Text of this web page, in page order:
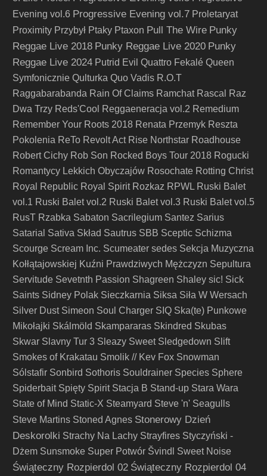
Evening vol.6 Progressive Evening vol.7 Proletaryat
Proximity Przybył Ptaky Ptaxon Pull The Wire Punky
Reggae Live 2018 Punky Reggae Live 2020 Punky
Reggae Live 2024 Putrid Evil Quattro Fekalé Queen
Symfonicznie Qulturka Quo Vadis R.O.T
Raggabarabanda Rain Of Claims Ramchat Rascal
Raz
Dwa Trzy Reds'Cool Reggaeneracja vol.2 Remedium
Remember Your Roots 2018 Renata Przemyk Reszta
Pokolenia ReTo Revolt Act Rise Northstar Roadhouse
Robert Cichy Rob Son Rocked Boys Tour 2018 Rogucki
Romantycy Lekkich Obyczajów Rosochate Rotting Christ
Royal Republic Royal Spirit Rozkaz RPWL Ruski Balet
vol.1 Ruski Balet vol.2 Ruski Balet vol.3 Ruski Balet vol.5
RusT Rzabka Sabaton Sacrilegium Santez Sarius
Satarial Sativa Skład Sautrus SBB Sceptic Schizma
Scourge Scream Inc. Scumeater sedes Sekcja Muzyczna
Kołłątajowskiej Kuźni Prawdziwych Mężczyzn Sepultura
Servitude Sevetnth Passion Shagreen Shaley sic! Sick
Saints Sidney Polak Sieczkarnia Siksa Siła W Wersach
Silver Dust Simeon Soul Charger SIQ Ska(te) Punkowe
Mikołajki Skálmöld Skampararas Skindred Skubas
Skwar Slavny Tur 3 Sleazy Sweet Sledgedown Slift
Smokes of Krakatau Smolik // Kev Fox Snowman
Sólstafir Sonbird Sothoris Souldrainer Species Sphere
Spiderbait Spięty Spirit Stacja B Stand-up Stara Wara
State of Mind Static-X Steamyard Steve 'n' Seagulls
Steve Martins Stoned Agnes Stonerowy Dzień
Deskorolki Strachy Na Lachy Strayfires Styczyński -
Dżem Sunsmoke Super Potwór Švindl Sweet Noise
Świąteczny Rozpierdol 02 Świąteczny Rozpierdol 04